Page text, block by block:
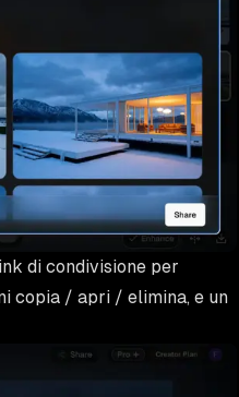
di condivisione per
copia / apri / elimina, e un